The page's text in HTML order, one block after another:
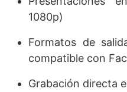
1080p)
Formatos de
compatible con
Grabación directa